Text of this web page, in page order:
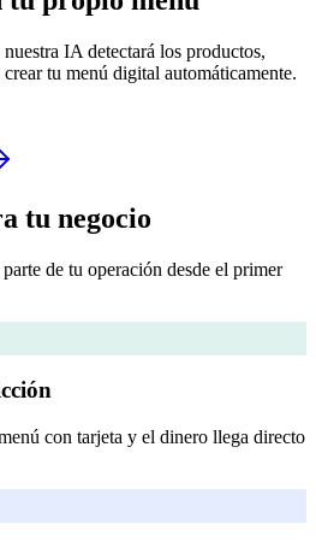
IA detectará los productos,
tu menú digital automáticamente.
tu negocio
de tu operación desde el primer
con tarjeta y el dinero llega directo